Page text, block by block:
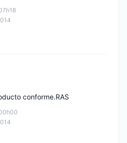
conforme.RAS